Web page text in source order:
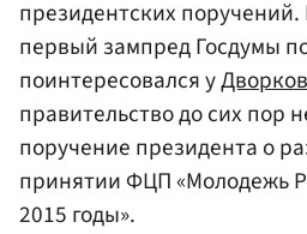
президентских
первый зампред Госдумы
поинтересовался у
правительство до сих пор
поручение президента о
принятии ФЦП «Молодежь
2015 годы».